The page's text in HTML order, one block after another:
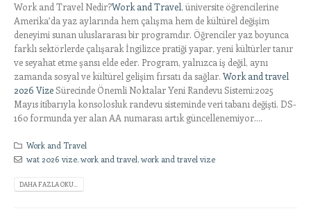
Work and Travel Nedir?Work and Travel, üniversite öğrencilerine
Amerika’da yaz aylarında hem çalışma hem de kültürel değişim
deneyimi sunan uluslararası bir programdır. Öğrenciler yaz boyunca
farklı sektörlerde çalışarak İngilizce pratiği yapar, yeni kültürler tanır
ve seyahat etme şansı elde eder. Program, yalnızca iş değil, aynı
zamanda sosyal ve kültürel gelişim fırsatı da sağlar. Work and travel
2026 VizeSürecinde Önemli Noktalar Yeni Randevu Sistemi:2025
Mayıs itibarıyla konsolosluk randevu sisteminde veri tabanı değişti. DS-
160 formunda yer alan AA numarası artık güncellenemiyor....
Work and Travel
wat 2026 vize,work and travel,work and travel vize
DAHA FAZLA OKU...